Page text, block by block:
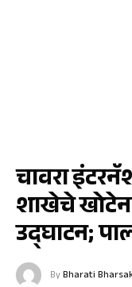
चावरा
शाखेचे
उद्घाटन;
ByBharati